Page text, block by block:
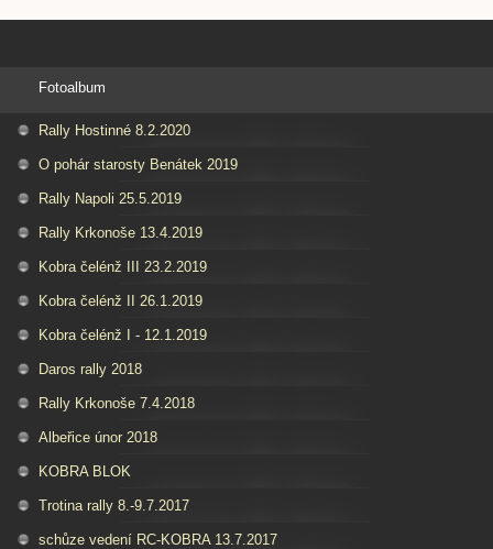
Fotoalbum
Rally Hostinné 8.2.2020
O pohár starosty Benátek 2019
Rally Napoli 25.5.2019
Rally Krkonoše 13.4.2019
Kobra čelénž III 23.2.2019
Kobra čelénž II 26.1.2019
Kobra čelénž I - 12.1.2019
Daros rally 2018
Rally Krkonoše 7.4.2018
Albeřice únor 2018
KOBRA BLOK
Trotina rally 8.-9.7.2017
schůze vedení RC-KOBRA 13.7.2017